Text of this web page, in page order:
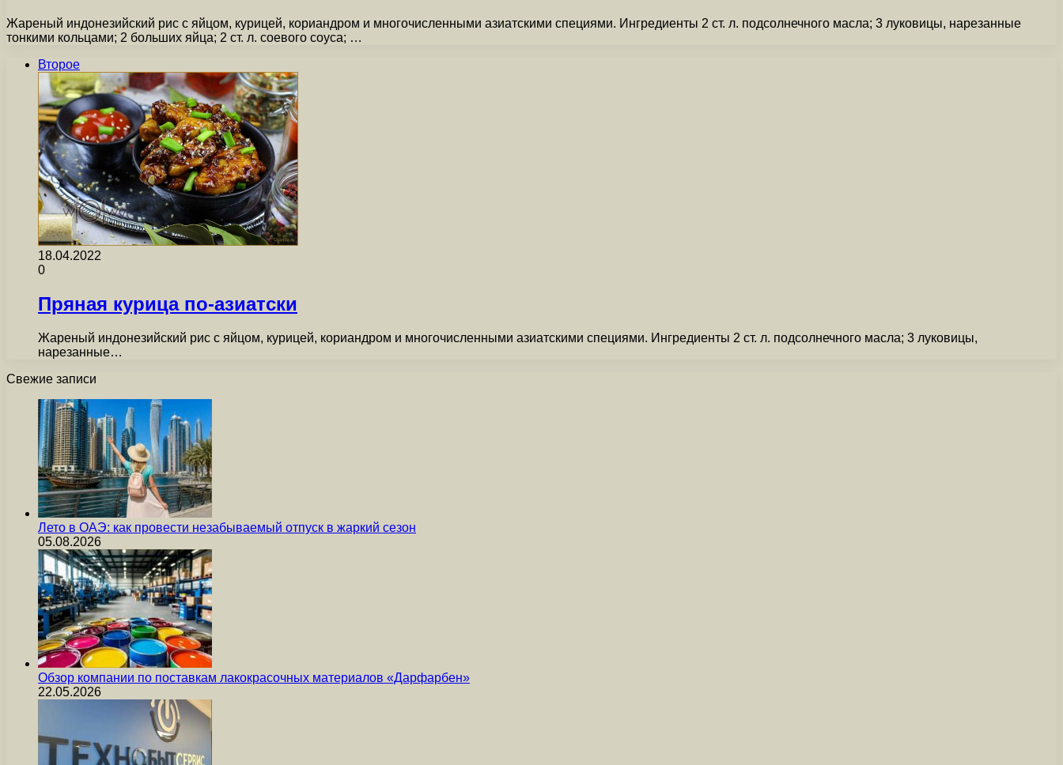
Жареный индонезийский рис с яйцом, курицей, кориандром и многочисленными азиатскими специями. Ингредиенты 2 ст. л. подсолнечного масла; 3 луковицы, нарезанные
тонкими кольцами; 2 больших яйца; 2 ст. л. соевого соуса; …
Второе
18.04.2022
0
Пряная курица по-азиатски
Жареный индонезийский рис с яйцом, курицей, кориандром и многочисленными азиатскими специями. Ингредиенты 2 ст. л. подсолнечного масла; 3 луковицы,
нарезанные…
Свежие записи
Лето в ОАЭ: как провести незабываемый отпуск в жаркий сезон
05.08.2026
Обзор компании по поставкам лакокрасочных материалов «Дарфарбен»
22.05.2026